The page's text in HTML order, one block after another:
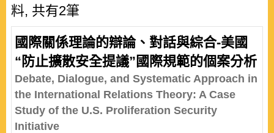
料, 共有2筆
國際關係理論的辯論、對話與綜合-美國
“防止擴散安全提議”國際規範的個案分析
Debate, Dialogue, and Systematic Approach in
the International Relations Theory: A Case
Study of the U.S. Proliferation Security
Initiative